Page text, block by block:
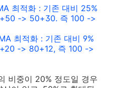
최적화 : 기존 대비 25%
-> 50+30. 즉 100 ->
최적화 : 기존 대비 9%
-> 80+12, 즉 100 ->
비중이 20% 정도일 경우